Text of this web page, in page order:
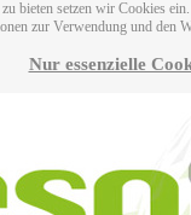
bieten setzen wir Cookies
zur Verwendung und den
Nur essenzielle